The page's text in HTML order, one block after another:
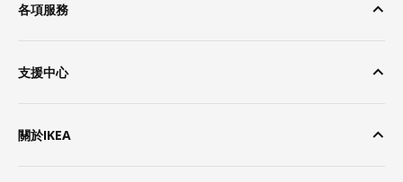
各項服務
支援中心
關於IKEA